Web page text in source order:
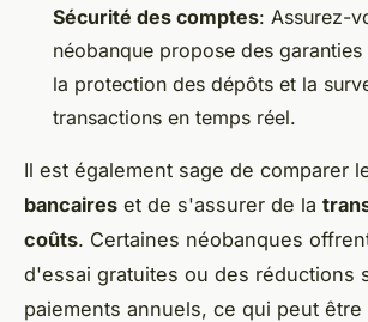
Sécurité des comptes: Assurez-
néobanque propose des
la protection des dépôts et la
transactions en temps réel.
Il est également sage de comparer
bancaires et de s'assurer de la
coûts. Certaines néobanques
d'essai gratuites ou des réductions
paiements annuels, ce qui peut être